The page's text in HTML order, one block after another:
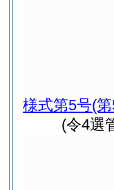
様式第5号(
(令4選